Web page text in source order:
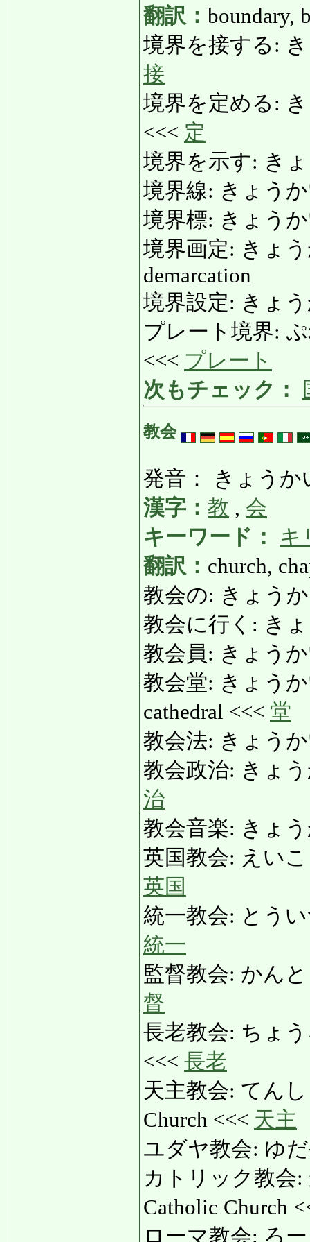
翻訳： boundary,
境界を接する:
接
境界を定める:
<<< 定
境界を示す: き
境界線: きょう
境界標: きょう
境界画定: きょ
demarcation
境界設定: きょ
プレート境界:
<<< プレート
次もチェック：
教会
発音： きょうか
漢字： 教 , 会
キーワード：
キ
翻訳： church,
教会の: きょうか
教会に行く: き
教会員: きょう
教会堂: きょうか
cathedral <<< 堂
教会法: きょう
教会政治: きょ
治
教会音楽: きょ
英国教会: えい
英国
統一教会: とう
統一
監督教会: かん
督
長老教会: ちょ
<<< 長老
天主教会: てん
Church <<< 天主
ユダヤ教会: ゆ
カトリック教会
Catholic Church
ローマ教会: ろ